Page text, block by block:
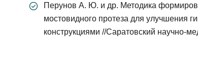
Перунов А. Ю. и др. Методика
мостовидного протеза для улучшения
конструкциями //Саратовский научно-